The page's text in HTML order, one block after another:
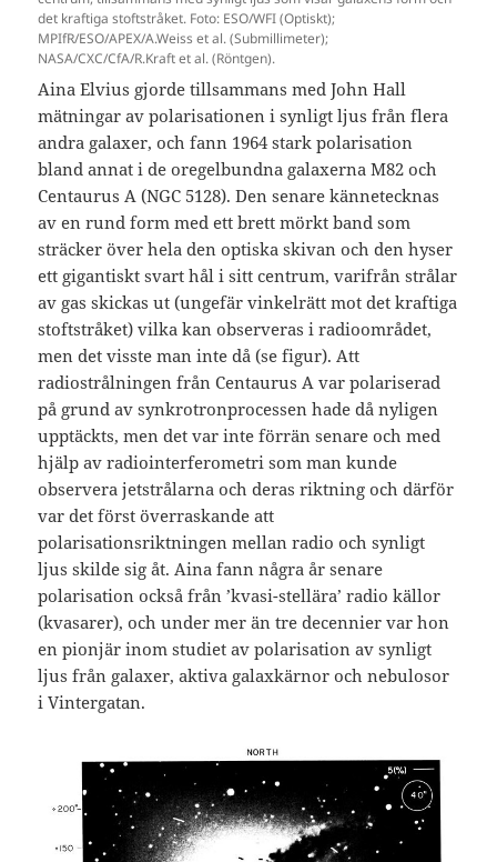
det kraftiga stoftstråket. Foto: ESO/WFI (Optiskt);
MPIfR/ESO/APEX/A.Weiss et al. (Submillimeter);
NASA/CXC/CfA/R.Kraft et al. (Röntgen).
Aina Elvius gjorde tillsammans med John Hall
mätningar av polarisationen i synligt ljus från flera
andra galaxer, och fann 1964 stark polarisation
bland annat i de oregelbundna galaxerna M82 och
Centaurus A (NGC 5128). Den senare kännetecknas
av en rund form med ett brett mörkt band som
sträcker över hela den optiska skivan och den hyser
ett gigantiskt svart hål i sitt centrum, varifrån strålar
av gas skickas ut (ungefär vinkelrätt mot det kraftiga
stoftstråket) vilka kan observeras i radioområdet,
men det visste man inte då (se figur). Att
radiostrålningen från Centaurus A var polariserad
på grund av synkrotronprocessen hade då nyligen
upptäckts, men det var inte förrän senare och med
hjälp av radiointerferometri som man kunde
observera jetstrålarna och deras riktning och därför
var det först överraskande att
polarisationsriktningen mellan radio och synligt
ljus skilde sig åt. Aina fann några år senare
polarisation också från ’kvasi-stellära’ radio källor
(kvasarer), och under mer än tre decennier var hon
en pionjär inom studiet av polarisation av synligt
ljus från galaxer, aktiva galaxkärnor och nebulosor
i Vintergatan.